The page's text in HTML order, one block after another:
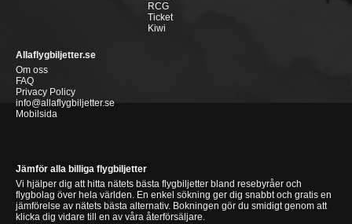
RCG
Ticket
Kiwi
Allaflygbiljetter.se
Om oss
FAQ
Privacy Policy
info@allaflygbiljetter.se
Mobilsida
Jämför alla billiga flygbiljetter
Vi hjälper dig att hitta nätets bästa flygbiljetter bland resebyråer och
flygbolag över hela världen. En enkel sökning ger dig snabbt och gratis en
jämförelse av nätets bästa alternativ. Bokningen gör du smidigt genom att
klicka dig vidare till en av våra återförsäljare.